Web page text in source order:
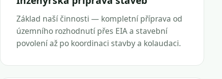
Základ naší činnosti — kompletní příprava od
územního rozhodnutí přes EIA a stavební
povolení až po koordinaci stavby a kolaudaci.